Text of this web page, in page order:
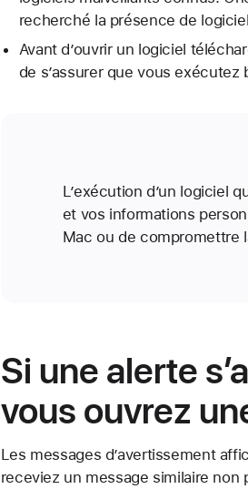
recherché la présence de
Avant d’ouvrir un logiciel
de s’assurer que vous exécutez
L’exécution d’un logiciel
et vos informations
Mac ou de compromettre
Si une alerte
vous ouvrez
Les messages d’avertissement
receviez un message similaire